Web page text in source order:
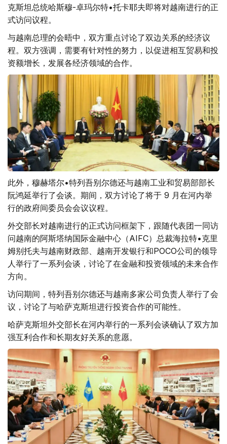
克斯坦总统哈斯穆-卓玛尔特•托卡耶夫即将对越南进行的正
式访问议程。
与越南总理的会晤中，双方重点讨论了双边关系的经济议
程。双方强调，需要有针对性的努力，以促进相互贸易和投
资额增长，发展各经济领域的合作。
此外，穆赫塔尔•特列吾别尔德还与越南工业和贸易部部长
阮鸿延举行了会谈。期间，双方讨论了将于 9 月在河内举
行的政府间委员会会议议程。
外交部长对越南进行的正式访问框架下，跟随代表团一同访
问越南的阿斯塔纳国际金融中心（AIFC）总裁海拉特•克里
姆别托夫与越南财政部、越南开发银行和POCO公司的领导
人举行了一系列会谈，讨论了在金融和投资领域的未来合作
方向。
访问期间，特列吾别尔德还与越南多家公司负责人举行了会
议，讨论了与哈萨克斯坦进行投资合作的可能性。
哈萨克斯坦外交部长在河内举行的一系列会谈确认了双方加
强互利合作和长期友好关系的意愿。